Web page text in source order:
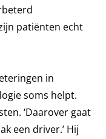
patiënten echt
in
soms helpt.
‘Daarover gaat
een driver.’ Hij